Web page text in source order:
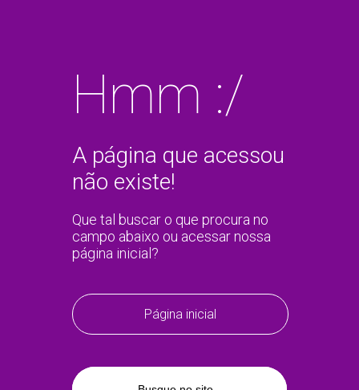
Hmm :/
A página que acessou
não existe!
Que tal buscar o que procura no
campo abaixo ou acessar nossa
página inicial?
Página inicial